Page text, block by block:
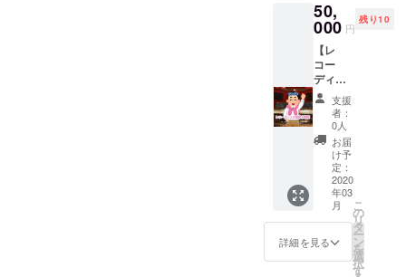
月まで
ご対応
可能で
す！閉
じる
より不
可） ※
同行者
あり（2
時間）
※リター
ンは、
2020年
2月〜5
月まで
ご対応
可能で
す！
をあな
たの声
でレ
コー
ディン
グ収
録！ ※
栗原ゆ
うディ
レク
ション
付！
（東
京・大
阪お選
び出来
ます）
50,
000 円
残り10
【レ
コー
ディン
グ風景
を観
察】
コース
エミュ
リボン
のテー
マソン
グにな
りつつ
ある
「パピ
ネス⭐︎ド
支援
者：
0人
お届
け予
定：
2020
年03
月
詳細を見る
こ
の
リ
タ
ー
ン
を
選
択
す